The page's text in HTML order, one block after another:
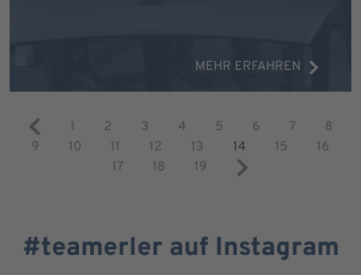
MEHR ERFAHREN
1 2 3 4 5 6 7
8
9
10 11 12 13 14 15
16
17
18 19
#teamerler auf Instagram